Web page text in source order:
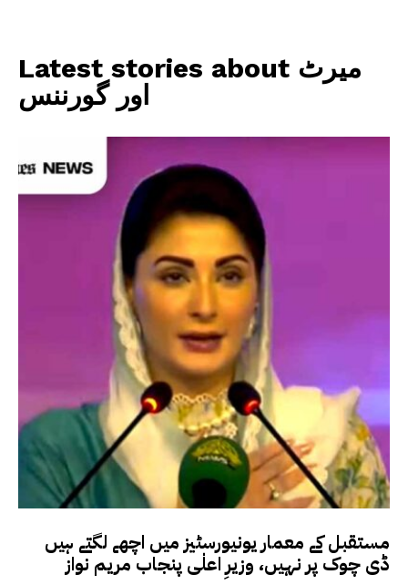
Latest stories about میرٹ
اور گورننس
مستقبل کے معمار یونیورسٹیز میں اچھے لگتے ہیں
ڈی چوک پر نہیں، وزیرِ اعلٰی پنجاب مریم نواز